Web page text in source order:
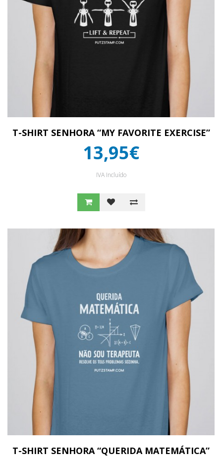
T-SHIRT SENHORA “MY FAVORITE EXERCISE”
13,95€
IVA Incluído
T-SHIRT SENHORA “QUERIDA MATEMÁTICA”